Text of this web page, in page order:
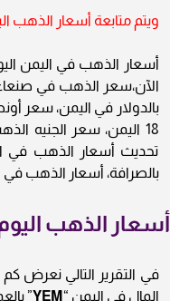
ويتم متابعة أسعار الذهب
أسعار الذهب في اليمن
الآن،سعر الذهب في
18 اليمن، سعر الجنيه
تحديث أسعار الذهب في
بالصرافة، أسعار الذهب
أسعار الذهب
في التقرير التالي نعرض
المال في اليمن “ YEM
”